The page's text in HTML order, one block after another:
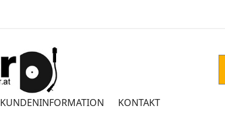
KUNDENINFORMATION KONTAKT